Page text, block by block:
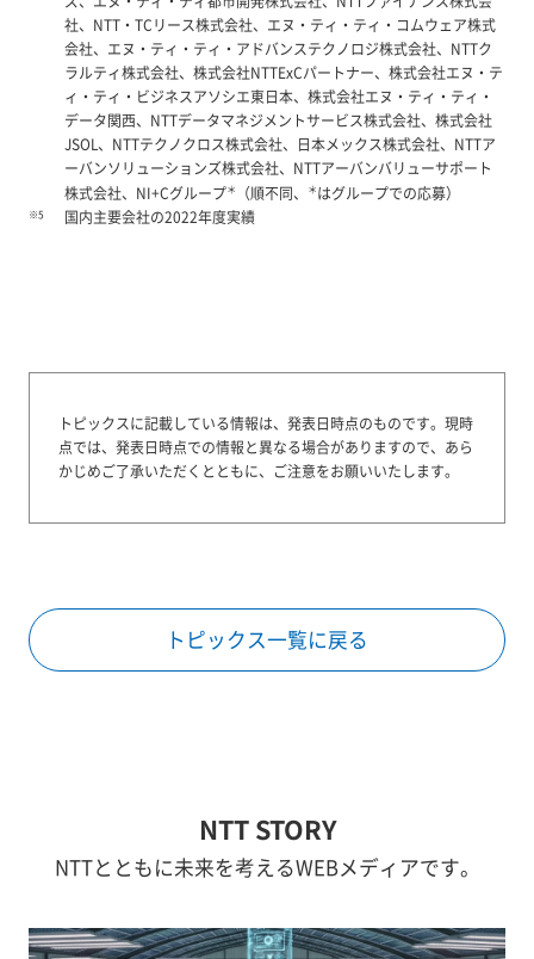
社、NTT・TCリース株式会社、エヌ・ティ・ティ・コムウェア株式
会社、エヌ・ティ・ティ・アドバンステクノロジ株式会社、NTTク
ラルティ株式会社、株式会社NTTExCパートナー、株式会社エヌ・テ
ィ・ティ・ビジネスアソシエ東日本、株式会社エヌ・ティ・ティ・
データ関西、NTTデータマネジメントサービス株式会社、株式会社
JSOL、NTTテクノクロス株式会社、日本メックス株式会社、NTTア
ーバンソリューションズ株式会社、NTTアーバンバリューサポート
株式会社、NI+Cグループ＊ （順不同、 ＊はグループでの応募）
※5 国内主要会社の2022年度実績
トピックスに記載している情報は、発表日時点のものです。 現時
点では、発表日時点での情報と異なる場合がありますので、あら
かじめご了承いただくとともに、ご注意をお願いいたします。
トピックス一覧に戻る
NTT STORY
NTTとともに未来を考えるWEBメディアです。